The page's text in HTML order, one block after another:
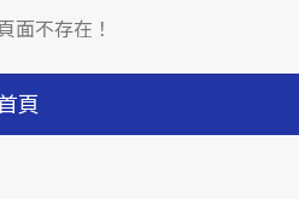
面不存在！
頁